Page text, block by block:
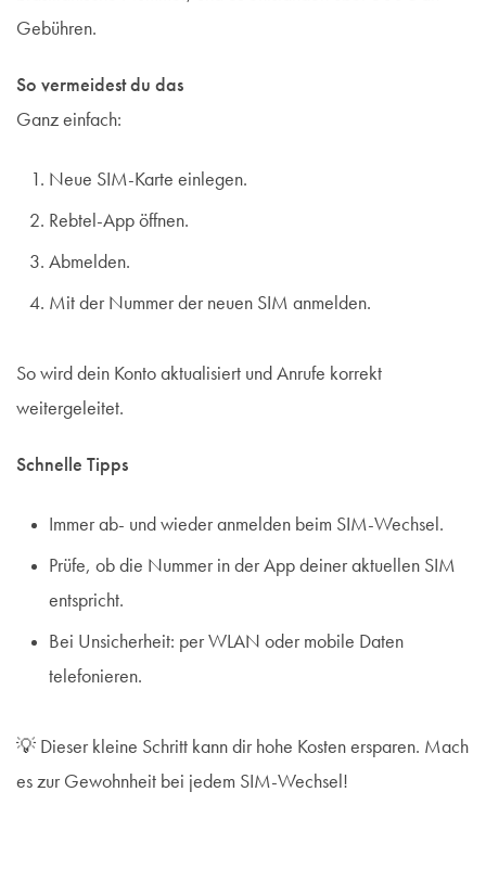
Gebühren.
So vermeidest du das
Ganz einfach:
Neue SIM-Karte einlegen.
Rebtel-App öffnen.
Abmelden.
Mit der Nummer der neuen SIM anmelden.
So wird dein Konto aktualisiert und Anrufe korrekt
weitergeleitet.
Schnelle Tipps
Immer ab- und wieder anmelden beim SIM-Wechsel.
Prüfe, ob die Nummer in der App deiner aktuellen SIM
entspricht.
Bei Unsicherheit: per WLAN oder mobile Daten
telefonieren.
💡 Dieser kleine Schritt kann dir hohe Kosten ersparen. Mach
es zur Gewohnheit bei jedem SIM-Wechsel!